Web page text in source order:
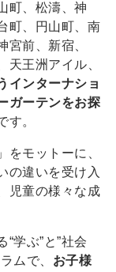
町、松濤、神
町、円山町、南
宮前、新宿、
天王洲アイル、
インターナショ
ガーテンをお探
す。
をモットーに、
の違いを受け入
児童の様々な成
学ぶ”と”社会
ムで、 お子様